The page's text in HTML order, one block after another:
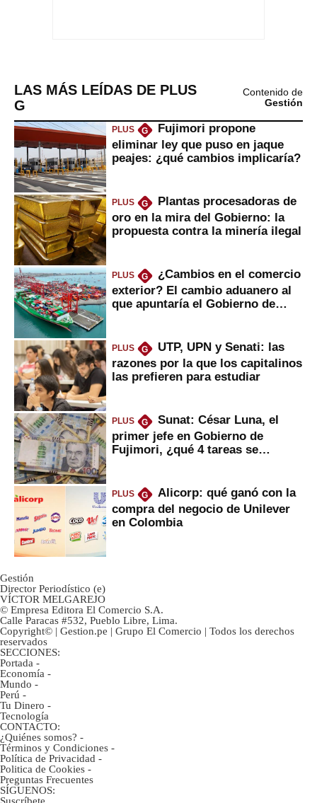
LAS MÁS LEÍDAS DE PLUS
G
Contenido de
Gestión
PLUS G
Fujimori propone
eliminar ley que puso en jaque
peajes: ¿qué cambios implicaría?
PLUS G
Plantas procesadoras de
oro en la mira del Gobierno: la
propuesta contra la minería ilegal
PLUS G
¿Cambios en el comercio
exterior? El cambio aduanero al
que apuntaría el Gobierno de
PLUS G
UTP, UPN y Senati: las
razones por la que los capitalinos
las prefieren para estudiar
PLUS G
Sunat: César Luna, el
primer jefe en Gobierno de
Fujimori, ¿qué 4 tareas se
PLUS G
Alicorp: qué ganó con la
compra del negocio de Unilever
en Colombia
Gestión
Director Periodístico (e)
VÍCTOR MELGAREJO
© Empresa Editora El Comercio S.A.
Calle Paracas #532, Pueblo Libre, Lima.
Copyright© | Gestion.pe | Grupo El Comercio | Todos los derechos
reservados
SECCIONES:
Portada -
Economía -
Mundo -
Perú -
Tu Dinero -
Tecnología
CONTACTO:
¿Quiénes somos? -
Términos y Condiciones -
Política de Privacidad -
Politica de Cookies -
Preguntas Frecuentes
SÍGUENOS: